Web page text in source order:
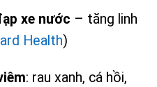
xe nước – tăng linh
Health)
: rau xanh, cá hồi,